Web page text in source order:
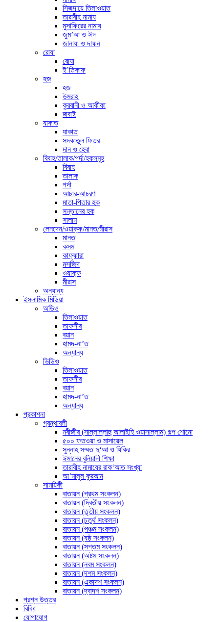
সিজদায়ে তিলাওয়াত
তারাবীহ নামায
মুসাফিরের নামায
জুম’আ ও ঈদ
জানাযা ও দাফন
রোযা
রোযা
ই’তিকাফ
হজ
হজ
উমরাহ
কুরবানী ও আকীকা
জবাই
যাকাত
যাকাত
সদকাতুল ফিতর
দান ও হেবা
বিবাহ/তালাক/পর্দা/হকসমূহ
বিবাহ
তালাক
পর্দা
আচার-আচরণ
মাতা-পিতার হক
সন্তানের হক
সালাম
লেনদেন/ওয়াক্ফ/মানত/মীরাস
মানত
কসম
কাফ্ফারা
মসজিদ
ওয়াক্ফ
মীরাস
অন্যান্য
ইসলামিক মিডিয়া
অডিও
তিলাওয়াত
তাফসীর
বয়ান
হামদ-না’ত
অন্যান্য
ভিডিও
তিলাওয়াত
তাফসীর
বয়ান
হামদ-না’ত
অন্যান্য
প্রকাশনা
গ্রন্থাবলী
নবীজীর (সাল্লাল্লাহু আলাইহি ওয়াসাল্লাম) গল্প শোনো
৫০০ ফতওয়া ও মাসায়েল
সুন্নাহ সম্মত দু‘আ ও যিকির
ঈমানের বুনিয়াদী শিক্ষা
তারাবীহ নামাযের রাক‘আত সংখ্যা
আ’মালুল কুরআন
সাময়িকী
বাতায়ন (প্রথম সংকলন)
বাতায়ন (দ্বিতীয় সংকলন)
বাতায়ন (তৃতীয় সংকলন)
বাতায়ন (চতুর্থ সংকলন)
বাতায়ন (পঞ্চম সংকলন)
বাতায়ন (ষষ্ঠ সংকলন)
বাতায়ন (সপ্তম সংকলন)
বাতায়ন (অষ্টম সংকলন)
বাতায়ন (নবম সংকলন)
বাতায়ন (দশম সংকলন)
বাতায়ন (একাদশ সংকলন)
বাতায়ন (দ্বাদশ সংকলন)
প্রশ্ন উত্তর
বিবিধ
যোগাযোগ